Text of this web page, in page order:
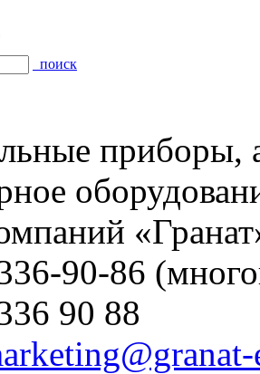
поиск
приборы,
90-86
90 88